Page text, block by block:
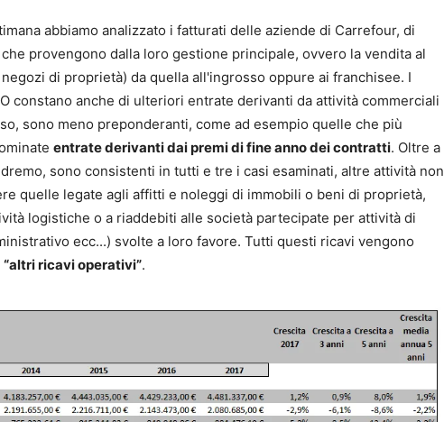
abbiamo analizzato i fatturati delle aziende di Carrefour, di
provengono dalla loro gestione principale, ovvero la vendita al
di proprietà) da quella all'ingrosso oppure ai franchisee. I
constano anche di ulteriori entrate derivanti da attività commerciali
sono meno preponderanti, come ad esempio quelle che più
entrate derivanti dai premi di fine anno dei contratti. Oltre a
sono consistenti in tutti e tre i casi esaminati, altre attività non
quelle legate agli affitti e noleggi di immobili o beni di proprietà,
logistiche o a riaddebiti alle società partecipate per attività di
ecc...) svolte a loro favore. Tutti questi ricavi vengono
“altri ricavi operativi”.